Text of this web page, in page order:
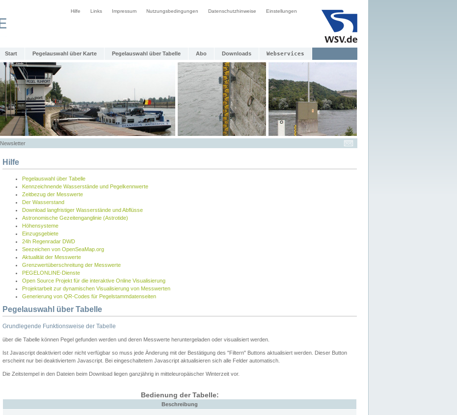
Hilfe Links Impressum Nutzungsbedingungen Datenschutzhinweise Einstellungen
Start Pegelauswahl über Karte Pegelauswahl über Tabelle Abo Downloads Webservices
Newsletter
Hilfe
Pegelauswahl über Tabelle
Kennzeichnende Wasserstände und Pegelkennwerte
Zeitbezug der Messwerte
Der Wasserstand
Download langfristiger Wasserstände und Abflüsse
Astronomische Gezeitenganglinie (Astrotide)
Höhensysteme
Einzugsgebiete
24h Regenradar DWD
Seezeichen von OpenSeaMap.org
Aktualität der Messwerte
Grenzwertüberschreitung der Messwerte
PEGELONLINE-Dienste
Open Source Projekt für die interaktive Online Visualisierung
Projektarbeit zur dynamischen Visualisierung von Messwerten
Generierung von QR-Codes für Pegelstammdatenseiten
Pegelauswahl über Tabelle
Grundlegende Funktionsweise der Tabelle
über die Tabelle können Pegel gefunden werden und deren Messwerte heruntergeladen oder visualisiert werden.
Ist Javascript deaktiviert oder nicht verfügbar so muss jede Änderung mit der Bestätigung des "Filtern" Buttons aktualisiert werden. Dieser Button
erscheint nur bei deaktiviertem Javascript. Bei eingeschaltetem Javascript aktualisieren sich alle Felder automatisch.
Die Zeitstempel in den Dateien beim Download liegen ganzjährig in mitteleuropäischer Winterzeit vor.
Bedienung der Tabelle:
Beschreibung